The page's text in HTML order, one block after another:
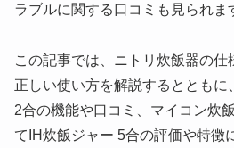
ラブルに関する口コミも見られま
この記事では、ニトリ炊飯器の
正しい使い方を解説するとともに
2合の機能や口コミ、マイコン炊
てIH炊飯ジャー 5合の評価や特徴